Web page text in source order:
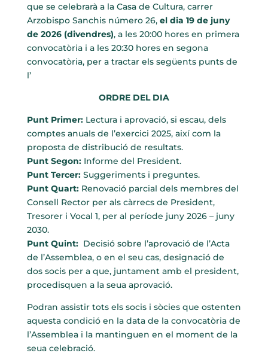
que se celebrarà a la Casa de Cultura, carrer
Arzobispo Sanchis número 26, el dia 19 de juny
de 2026 (divendres), a les 20:00 hores en primera
convocatòria i a les 20:30 hores en segona
convocatòria, per a tractar els següents punts de
l’
ORDRE DEL DIA
Punt Primer:Lectura i aprovació, si escau, dels
comptes anuals de l’exercici 2025, així com la
proposta de distribució de resultats.
Punt Segon:Informe del President.
Punt Tercer:Suggeriments i preguntes.
Punt Quart: Renovació parcial dels membres del
Consell Rector per als càrrecs de President,
Tresorer i Vocal 1, per al període juny 2026 – juny
2030.
Punt Quint: Decisió sobre l’aprovació de l’Acta
de l’Assemblea, o en el seu cas, designació de
dos socis per a que, juntament amb el president,
procedisquen a la seua aprovació.
Podran assistir tots els socis i sòcies que ostenten
aquesta condició en la data de la convocatòria de
l’Assemblea i la mantinguen en el moment de la
seua celebració.